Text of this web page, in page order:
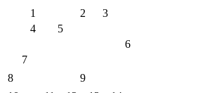
1 2
3
4
5
6
7
8
9